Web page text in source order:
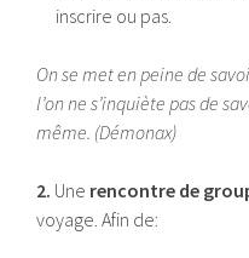
inscrire ou pas.
On se met en peine de
l’on ne s’inquiète pas de
même. (Démonax)
2. Une rencontre de
voyage. Afin de: